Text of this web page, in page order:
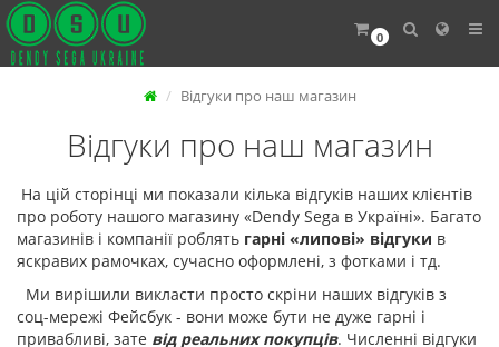
0
Відгуки про наш магазин
Відгуки про наш магазин
На цій сторінці ми показали кілька відгуків наших клієнтів
про роботу нашого магазину «Dendy Sega в Україні». Багато
магазинів і компанії роблять гарні «липові» відгуки в
яскравих рамочках, сучасно оформлені, з фотками і тд.
Ми вирішили викласти просто скріни наших відгуків з
соц-мережі Фейсбук - вони може бути не дуже гарні і
привабливі, зате від реальних покупців. Численні відгуки